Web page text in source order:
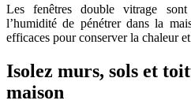
Les fenêtres double vitrage
l’humidité de pénétrer dans la
efficaces pour conserver la chaleur
Isolez murs, sols et
maison